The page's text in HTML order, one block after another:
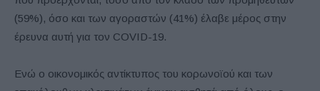
(59%), όσο και των αγοραστών (41%) έλαβε μέρος στην
έρευνα αυτή για τον COVID-19.
Ενώ ο οικονομικός αντίκτυπος του κορωνοϊού και των